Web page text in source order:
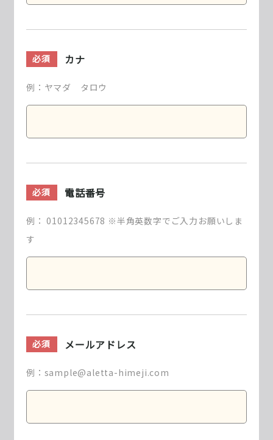
必須 カナ
例：ヤマダ タロウ
必須 電話番号
例： 01012345678 ※半角英数字でご入力お願いしま
す
必須 メールアドレス
例：sample@aletta-himeji.com